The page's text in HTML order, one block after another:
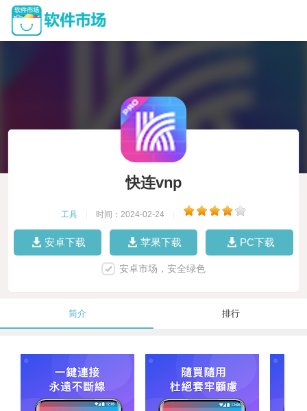
快连vnp
工具 时间：2024-02-24
安卓下载 苹果下载 PC下载
安卓市场，安全绿色
简介 排行